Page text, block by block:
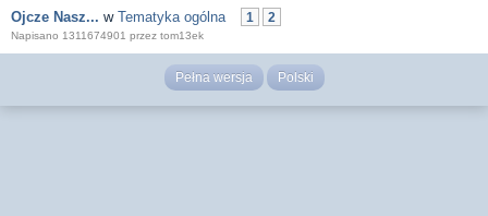
Ojcze Nasz... w Tematyka ogólna 1 2
Napisano 1311674901 przez tom13ek
Pełna wersja Polski